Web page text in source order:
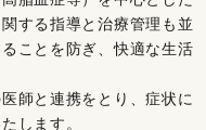
する指導と治療管理も並
ことを防ぎ、快適な生活
師と連携をとり、症状に
します。